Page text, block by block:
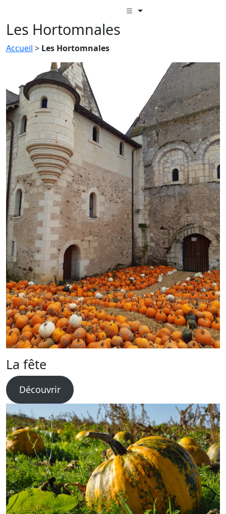
Les Hortomnales
Accueil > Les Hortomnales
La fête
Découvrir